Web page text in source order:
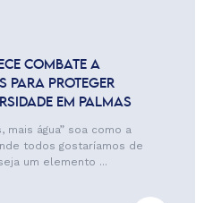
COMBATE A
PARA PROTEGER
EM PALMAS
mais água” soa como a
todos gostaríamos de
um elemento ...